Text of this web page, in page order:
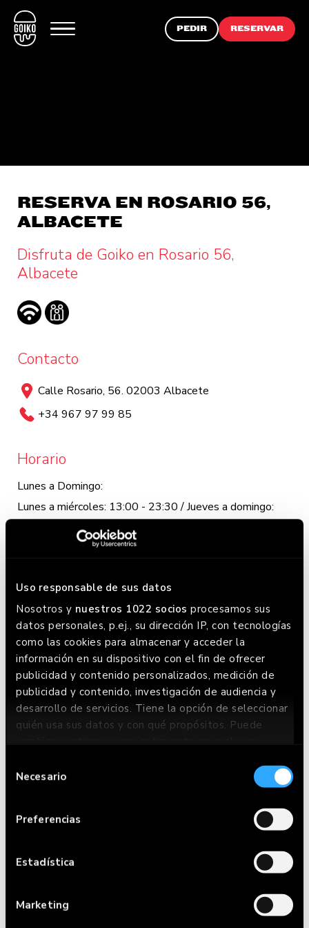
Uso responsable de sus datos
Nosotros y nuestros 1022 socios procesamos sus
datos personales, p.ej., su dirección IP, con tecnologías
como las cookies para almacenar y acceder la
información en su dispositivo con el fin de ofrecer
publicidad y contenido personalizados, medición de
publicidad y contenido, investigación de audiencia y
desarrollo de servicios. Tiene la opción de seleccionar
quién usa sus datos y con qué propósitos. Puede
en el Menú de consentimiento.
Recopilar información sobre su ubicación
varios metros
específicas (huellas digitales)
deNecesario
Preferencias
Estadística
Marketing
PEDIR RESERVAR
RESERVA EN ROSARIO 56,
ALBACETE
Disfruta de Goiko en Rosario 56,
Albacete
Contacto
Calle Rosario, 56. 02003 Albacete
+34 967 97 99 85
Horario
Lunes a Domingo:
Lunes a miércoles: 13:00 - 23:30 / Jueves a domingo:
13:00 - 0:00. Este horario puede variar, chequea en
Google donde siempre lo tenemos actualizado.
CARTA
RESERVAR
FRIENDS WITH